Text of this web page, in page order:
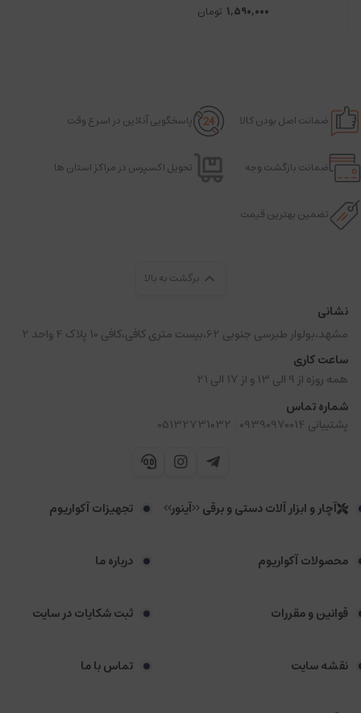
1,590,000 تومان
ضمانت اصل بودن کالا پاسخگویی آنلاین در اسرع وقت
ضمانت بازگشت وجه تحویل اکسپرس در مراکز استان ها
تضمین بهترین قیمت
برگشت به بالا
نشانی
مشهد،بولوار طبرسی جنوبی 62،بیست متری کافی،کافی 10 پلاک 4 واحد 2
ساعت کاری
همه روزه از 9 الی 13 و از 17 الی 21
شماره تماس
پشتیبانی 09390970014
05132731032
آچار و ابزار آلات دستی و برقی <<آینور>> تجهیزات آکواریوم
محصولات آکواریوم درباره ما
قوانین و مقررات ثبت شکایات در سایت
نقشه سایت تماس با ما